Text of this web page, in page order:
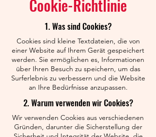
Cookie-Richtlinie
1. Was sind Cookies?
Cookies sind kleine Textdateien, die von
einer Website auf Ihrem Gerät gespeichert
werden. Sie ermöglichen es, Informationen
über Ihren Besuch zu speichern, um das
Surferlebnis zu verbessern und die Website
an Ihre Bedürfnisse anzupassen.
2. Warum verwenden wir Cookies?
Wir verwenden Cookies aus verschiedenen
Gründen, darunter die Sicherstellung der